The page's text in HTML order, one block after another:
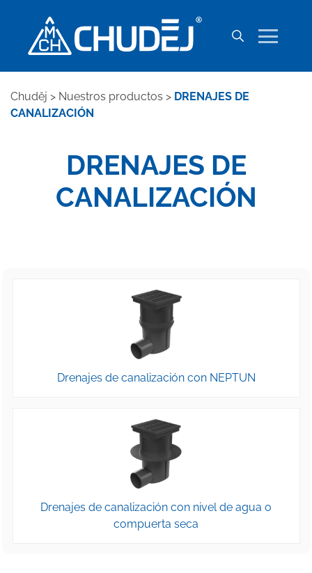
Chuděj > Nuestros productos > DRENAJES DE
CANALIZACIÓN
DRENAJES DE
CANALIZACIÓN
Drenajes de canalización con NEPTUN
Drenajes de canalización con nivel de agua o
compuerta seca